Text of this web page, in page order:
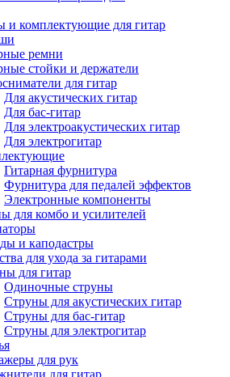
и комплектующие для гитар
ремни
стойки и держатели
для гитар
Для акустических гитар
Для бас-гитар
Для электроакустических гитар
Для электрогитар
Гитарная фурнитура
Фурнитура для педалей эффектов
Электронные компоненты
для комбо и усилителей
и каподастры
для ухода за гитарами
для гитар
Одиночные струны
Струны для акустических гитар
Струны для бас-гитар
Струны для электрогитар
для рук
для гитар